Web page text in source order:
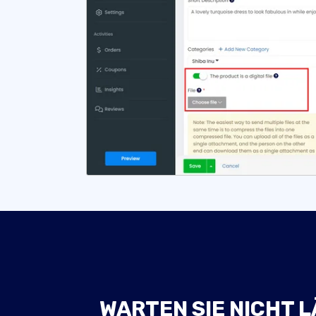
WARTEN SIE NICHT